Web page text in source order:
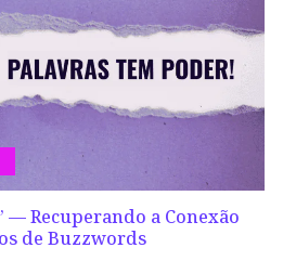
— Recuperando a Conexão
de Buzzwords